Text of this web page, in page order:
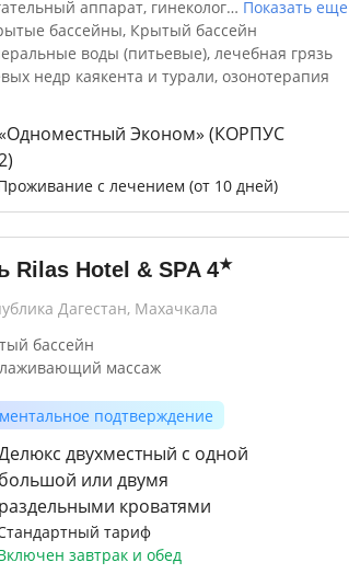
аппарат, гинеколог… Показать еще
бассейны, Крытый бассейн
воды (питьевые), лечебная грязь
недр каякента и турали, озонотерапия
«Одноместный Эконом» (КОРПУС
с лечением (от 10 дней)
Rilas Hotel & SPA 4★
Дагестан, Махачкала
бассейн
массаж
подтверждение
двухместный с одной
большой или двумя
раздельными кроватями
тариф
завтрак и обед